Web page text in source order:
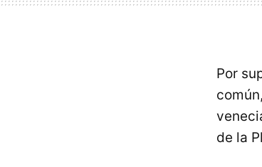
Por
de la